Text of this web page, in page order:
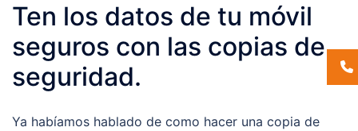
Ten los datos de tu móvil
seguros con las copias de
seguridad.
Ya habíamos hablado de como hacer una copia de